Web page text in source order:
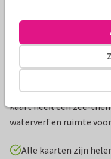
Productinformatie
Leuke bedankkaart
kaart heeft een zee-
waterverf en ruimte
Alle kaarten zijn